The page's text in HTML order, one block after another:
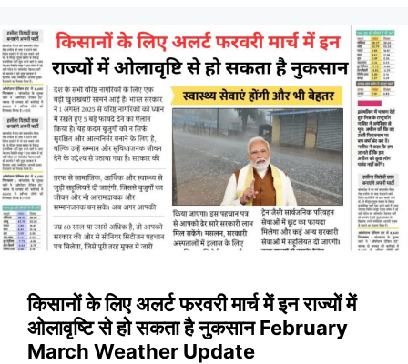
किसानों के लिए अलर्ट फरवरी मार्च में इन राज्यों में
ओलावृष्टि से हो सकता है नुकसान February
March Weather Update